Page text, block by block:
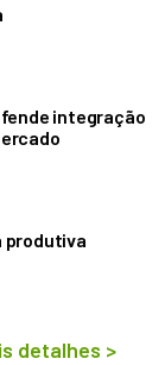
integração
produtiva
detalhes >